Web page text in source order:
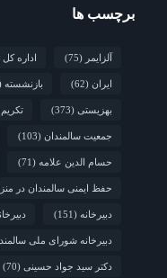
محلی و مشارکت اجتماعی
مورد چگونگی مشارکت
فارس/
بهزیستی؛ پاسداشت مقام
برچسب ها
آلزایمر (75) اداره
ایران (62) بازنشسته
بهزیستی (373)
جمعیت سالمندان (103)
حسام الدین علامه (71)
حفظ ایمنی سالمندان در
دبیرخانه (151)
دبیرخانه شورای ملی
دکتر سید جواد حسینی (70)